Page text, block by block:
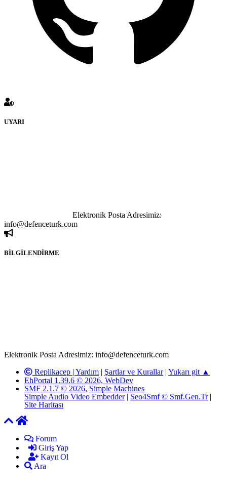
UYARI
Elektronik Posta Adresimiz:
info@defenceturk.com
BİLGİLENDİRME
Elektronik Posta Adresimiz: info@defenceturk.com
Replikacep | Yardım | Şartlar ve Kurallar| Yukarı git ▲
EhPortal 1.39.6 © 2026, WebDev
SMF 2.1.7 © 2026, Simple Machines
Simple Audio Video Embedder | Seo4Smf © Smf.Gen.Tr|
Site Haritası
Forum
Giriş Yap
Kayıt Ol
Ara